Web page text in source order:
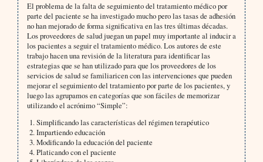
El problema de la falta de seguimiento del tratamiento médico por
parte del paciente se ha investigado mucho pero las tasas de adhesión
no han mejorado de forma significativa en las tres últimas décadas.
Los proveedores de salud juegan un papel muy importante al inducir a
los pacientes a seguir el tratamiento médico. Los autores de este
trabajo hacen una revisión de la literatura para identificar las
estrategias que se han utilizado para que los proveedores de los
servicios de salud se familiaricen con las intervenciones que pueden
mejorar el seguimiento del tratamiento por parte de los pacientes, y
luego las agrupamos en categorías que son fáciles de memorizar
utilizando el acrónimo “Simple”:
1. Simplificando las características del régimen terapéutico
2. Impartiendo educación
3. Modificando la educación del paciente
4. Platicando con el paciente